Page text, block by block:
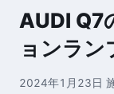
AUDI Q7
ョンラン
2024年1月23日